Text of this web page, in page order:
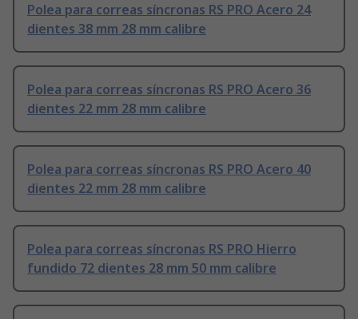
Polea para correas síncronas RS PRO Acero 24
dientes 38 mm 28 mm calibre
Polea para correas síncronas RS PRO Acero 36
dientes 22 mm 28 mm calibre
Polea para correas síncronas RS PRO Acero 40
dientes 22 mm 28 mm calibre
Polea para correas síncronas RS PRO Hierro
fundido 72 dientes 28 mm 50 mm calibre